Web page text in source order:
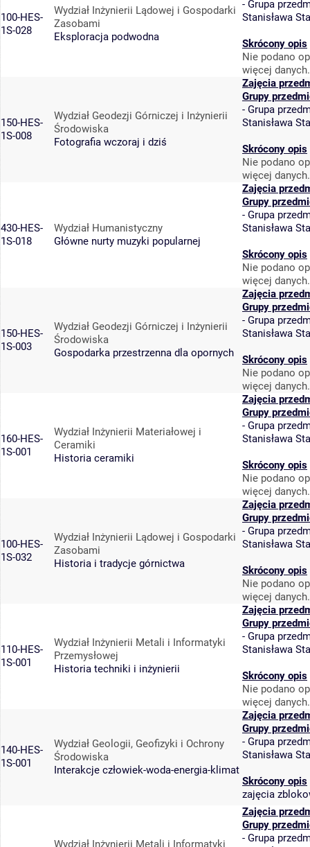
100-HES-
1S-028
Wydział Inżynierii Lądowej i Gospodarki
Zasobami
Eksploracja podwodna
- Grupa
Stanisława
Skrócony opis
Nie podano
więcej danych.
150-HES-
1S-008
Wydział Geodezji Górniczej i Inżynierii
Środowiska
Fotografia wczoraj i dziś
Zajęcia
Grupy
- Grupa
Stanisława
Skrócony opis
Nie podano
więcej danych.
430-HES-
1S-018
Wydział Humanistyczny
Główne nurty muzyki popularnej
Zajęcia
Grupy
- Grupa
Stanisława
Skrócony opis
Nie podano
więcej danych.
150-HES-
1S-003
Wydział Geodezji Górniczej i Inżynierii
Środowiska
Gospodarka przestrzenna dla opornych
Zajęcia
Grupy
- Grupa
Stanisława
Skrócony opis
Nie podano
więcej danych.
160-HES-
1S-001
Wydział Inżynierii Materiałowej i
Ceramiki
Historia ceramiki
Zajęcia
Grupy
- Grupa
Stanisława
Skrócony opis
Nie podano
więcej danych.
100-HES-
1S-032
Wydział Inżynierii Lądowej i Gospodarki
Zasobami
Historia i tradycje górnictwa
Zajęcia
Grupy
- Grupa
Stanisława
Skrócony opis
Nie podano
więcej danych.
110-HES-
1S-001
Wydział Inżynierii Metali i Informatyki
Przemysłowej
Historia techniki i inżynierii
Zajęcia
Grupy
- Grupa
Stanisława
Skrócony opis
Nie podano
więcej danych.
140-HES-
1S-001
Wydział Geologii, Geofizyki i Ochrony
Środowiska
Interakcje człowiek-woda-energia-klimat
Zajęcia
Grupy
- Grupa
Stanisława
Skrócony opis
zajęcia
Wydział Inżynierii Metali i Informatyki
Zajęcia
Grupy
- Grupa